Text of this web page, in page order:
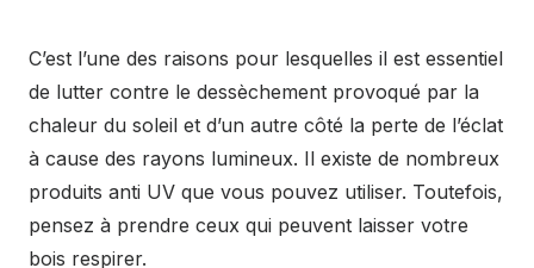
C’est l’une des raisons pour lesquelles il est essentiel
de lutter contre le dessèchement provoqué par la
chaleur du soleil et d’un autre côté la perte de l’éclat
à cause des rayons lumineux. Il existe de nombreux
produits anti UV que vous pouvez utiliser. Toutefois,
pensez à prendre ceux qui peuvent laisser votre
bois respirer.